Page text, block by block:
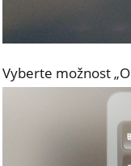
Vyberte možnost